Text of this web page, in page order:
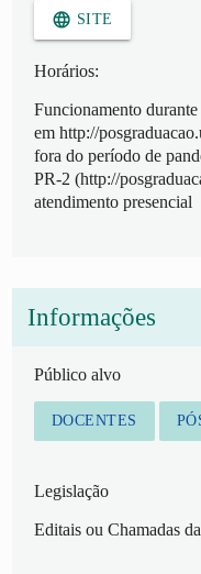
language SITE
Horários:
Funcionamento
em http://
fora do período de
PR-2 (http://
atendimento presencial
Informações
Público alvo
DOCENTES
Legislação
Editais ou Chamadas